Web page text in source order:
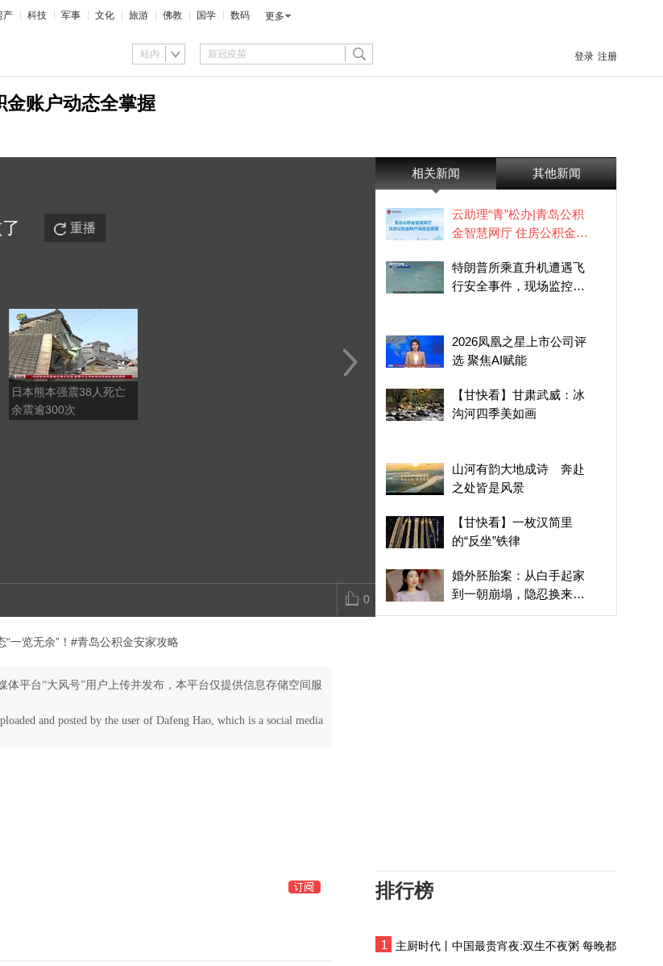
产 科技 军事 文化 旅游 佛教 国学 数码 更多
站内 登录 注册
金账户动态全掌握
了 重播
日本熊本强震38人死亡
余震逾300次
婚外胚胎案：从白手起家
到一朝崩塌，隐忍换来更
活力中国调研行｜每天重
复练习500次 这就是机器
0
相关新闻 其他新闻
云助理“青”松办|青岛公积
金智慧网厅 住房公积金账
特朗普所乘直升机遭遇飞
行安全事件，现场监控画
2026凤凰之星上市公司评
选 聚焦AI赋能
【甘快看】甘肃武威：冰
沟河四季美如画
山河有韵大地成诗 奔赴
之处皆是风景
【甘快看】一枚汉简里
的“反坐”铁律
婚外胚胎案：从白手起家
到一朝崩塌，隐忍换来更
深的背叛
【甘快看】青春华章 丝
一览无余”！#青岛公积金安家攻略
平台“大风号”用户上传并发布，本平台仅提供信息存储空间服
and posted by the user of Dafeng Hao, which is a social media
排行榜
主厨时代丨中国最贵宵夜:双生不夜粥 每晚都